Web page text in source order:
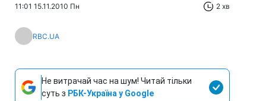
11:01 15.11.2010 Пн 2 хв
RBC.UA
Не витрачай час на шум! Читай тільки
суть з РБК-Україна у Google